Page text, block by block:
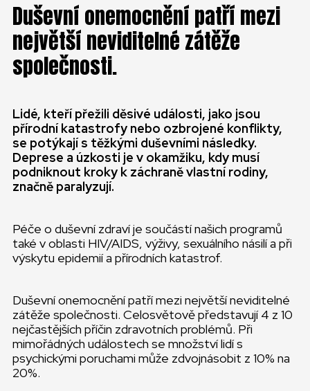
Duševní onemocnění patří mezi
největší neviditelné zátěže
společnosti.
Lidé, kteří přežili děsivé události, jako jsou
přírodní katastrofy nebo ozbrojené konflikty,
se potýkají s těžkými duševními následky.
Deprese a úzkosti je v okamžiku, kdy musí
podniknout kroky k záchraně vlastní rodiny,
značně paralyzují.
Péče o duševní zdraví je součástí našich programů
také v oblasti HIV/AIDS, výživy, sexuálního násilí a při
výskytu epidemií a přírodních katastrof.
Duševní onemocnění patří mezi největší neviditelné
zátěže společnosti. Celosvětově představují 4 z 10
nejčastějších příčin zdravotních problémů. Při
mimořádných událostech se množství lidí s
psychickými poruchami může zdvojnásobit z 10% na
20%.